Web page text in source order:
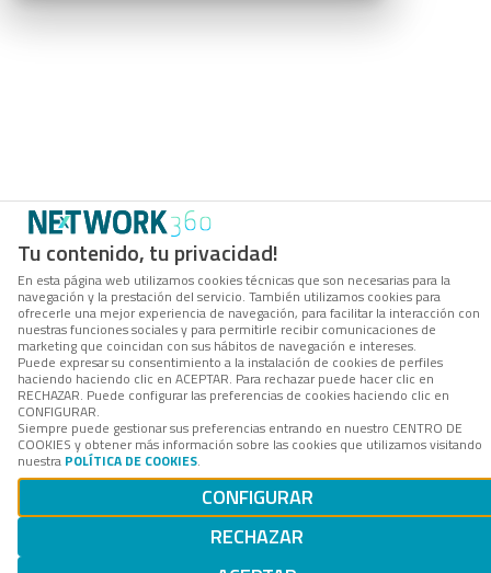
Tu contenido, tu privacidad!
En esta página web utilizamos cookies técnicas que son necesarias para la
navegación y la prestación del servicio. También utilizamos cookies para
ofrecerle una mejor experiencia de navegación, para facilitar la interacción con
nuestras funciones sociales y para permitirle recibir comunicaciones de
marketing que coincidan con sus hábitos de navegación e intereses.
Puede expresar su consentimiento a la instalación de cookies de perfiles
haciendo haciendo clic en ACEPTAR. Para rechazar puede hacer clic en
RECHAZAR. Puede configurar las preferencias de cookies haciendo clic en
CONFIGURAR.
Siempre puede gestionar sus preferencias entrando en nuestro CENTRO DE
COOKIES y obtener más información sobre las cookies que utilizamos visitando
nuestra POLÍTICA DE COOKIES.
CONFIGURAR
RECHAZAR